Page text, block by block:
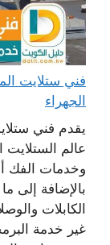
الجهراء
يقدم فني
عالم الستلايت
وخدمات الفك
بالإضافة إلى
الكابلات
غير خدمة